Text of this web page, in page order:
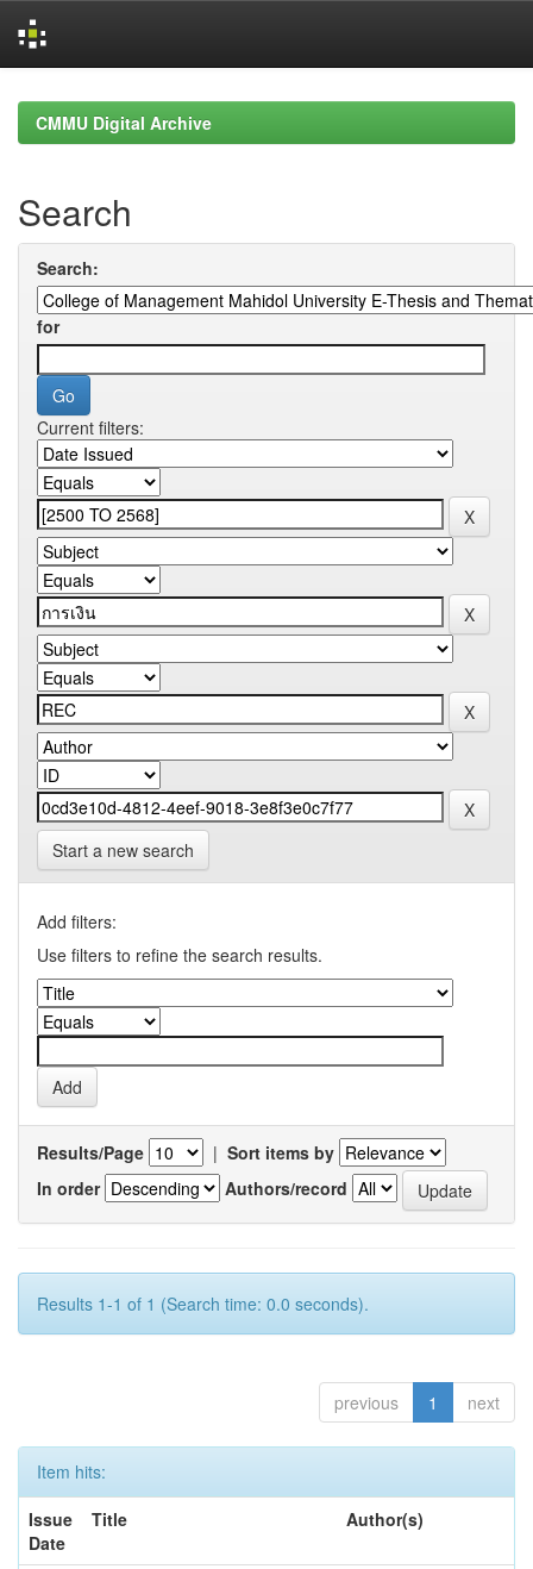
navigationCMMU Digital Archive
Search
Search:
for
Current filters:
Start a new search
Add filters:
Use filters to refine the search results.
Results/Page | Sort items by
In order
Authors/record
Results 1-1 of 1 (Search time: 0.0 seconds).
previous 1 next
Item hits:
Issue
Date
Title Author(s)